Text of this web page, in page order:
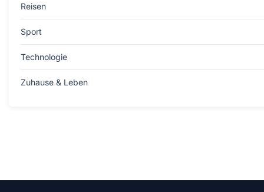
Reisen
Sport
Technologie
Zuhause & Leben